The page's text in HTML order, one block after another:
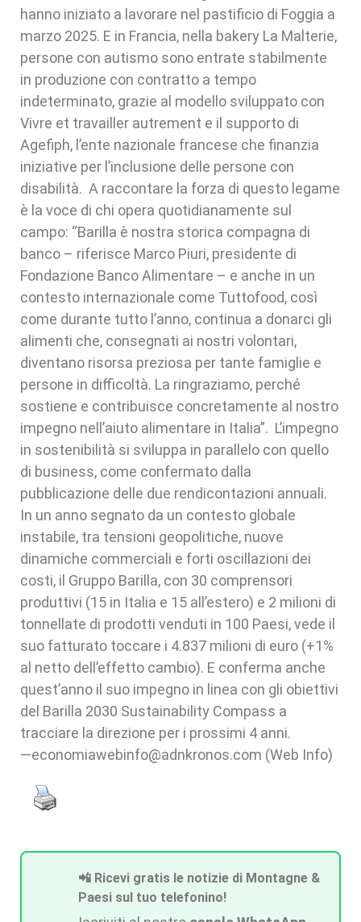
hanno iniziato a lavorare nel pastificio di Foggia a
marzo 2025. E in Francia, nella bakery La Malterie,
persone con autismo sono entrate stabilmente
in produzione con contratto a tempo
indeterminato, grazie al modello sviluppato con
Vivre et travailler autrement e il supporto di
Agefiph, l’ente nazionale francese che finanzia
iniziative per l’inclusione delle persone con
disabilità. A raccontare la forza di questo legame
è la voce di chi opera quotidianamente sul
campo: “Barilla è nostra storica compagna di
banco – riferisce Marco Piuri, presidente di
Fondazione Banco Alimentare – e anche in un
contesto internazionale come Tuttofood, così
come durante tutto l’anno, continua a donarci gli
alimenti che, consegnati ai nostri volontari,
diventano risorsa preziosa per tante famiglie e
persone in difficoltà. La ringraziamo, perché
sostiene e contribuisce concretamente al nostro
impegno nell’aiuto alimentare in Italia”. L’impegno
in sostenibilità si sviluppa in parallelo con quello
di business, come confermato dalla
pubblicazione delle due rendicontazioni annuali.
In un anno segnato da un contesto globale
instabile, tra tensioni geopolitiche, nuove
dinamiche commerciali e forti oscillazioni dei
costi, il Gruppo Barilla, con 30 comprensori
produttivi (15 in Italia e 15 all’estero) e 2 milioni di
tonnellate di prodotti venduti in 100 Paesi, vede il
suo fatturato toccare i 4.837 milioni di euro (+1%
al netto dell’effetto cambio). E conferma anche
quest’anno il suo impegno in linea con gli obiettivi
del Barilla 2030 Sustainability Compass a
tracciare la direzione per i prossimi 4 anni.
—economiawebinfo@adnkronos.com (Web Info)
📲 Ricevi gratis le notizie di Montagne &
Paesi sul tuo telefonino!